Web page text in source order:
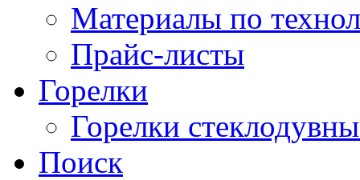
Материалы по
Прайс-листы
Горелки
Горелки
Поиск